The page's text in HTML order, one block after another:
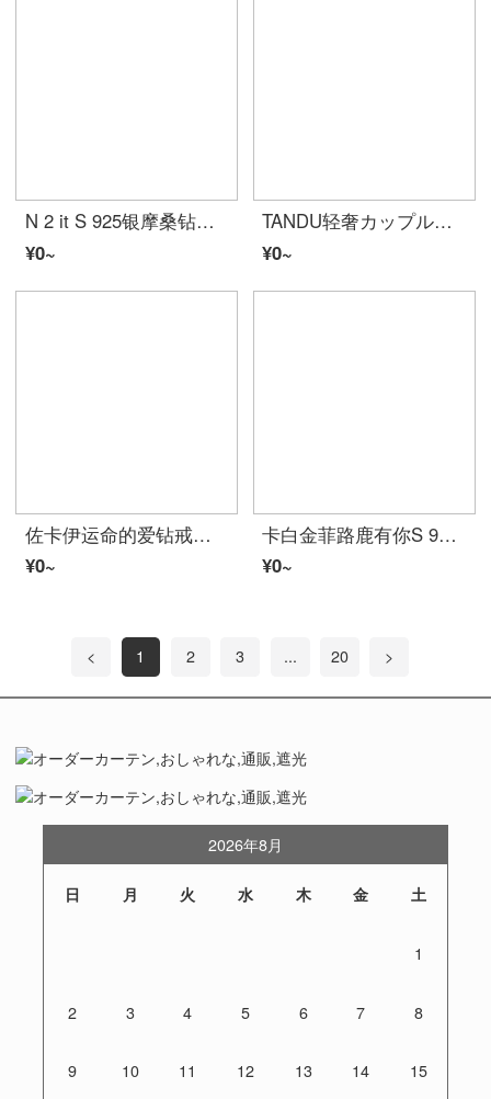
N 2 it S 925银摩桑钻指轮女プロポーズ指轮カップル対戒结记念日诞生日赠送物1カラット半壁江山
¥0~
TANDU轻奢カップルリング男女一対简约ファッションアクセサリーカップルプロポーズペアリング结婚プレゼントプレゼントガールフレンドプレゼント妻记念日诞生日プレゼント【心の中にあなたがいる】カップルペアリング活口
¥0~
佐卡伊运命的爱钻戒女ダイヤモンド指轮30分至1克拉六爪求婚结婚指轮ジュエリー可裸钻定定共52分(40+12)D-E/VS现物
¥0~
卡白金菲路鹿有你S 925银情侣指轮男女一対ファッションアクセサリー学生对戒结婚送ガールフレンド告白生日520赠物
¥0~
< 1 2 3 ... 20 >
2026年8月
日 月 火 水 木 金 土
1
2 3 4 5 6 7 8
9 10 11 12 13 14 15